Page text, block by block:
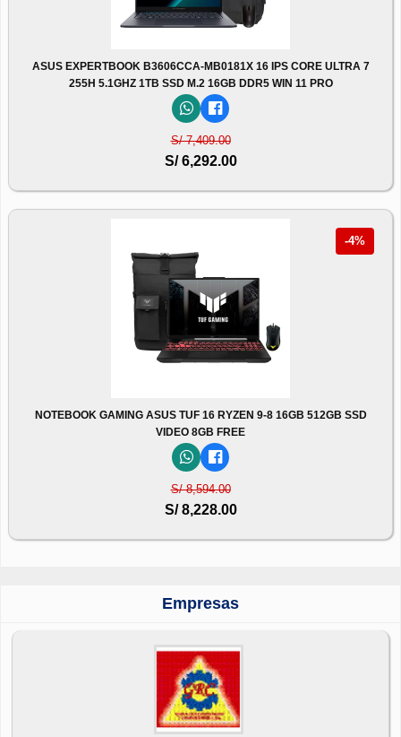
ASUS EXPERTBOOK B3606CCA-MB0181X 16 IPS CORE ULTRA 7
255H 5.1GHZ 1TB SSD M.2 16GB DDR5 WIN 11 PRO
S/ 7,409.00
S/ 6,292.00
-4%
NOTEBOOK GAMING ASUS TUF 16 RYZEN 9-8 16GB 512GB SSD
VIDEO 8GB FREE
S/ 8,594.00
S/ 8,228.00
Empresas